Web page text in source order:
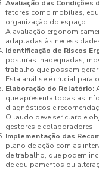
Avaliação das Condições
fatores como mobílias,
organização do espaço.
A avaliação
adaptadas às
Identificação de Riscos
posturas inadequadas,
trabalho que possam
Esta análise é crucial para
Elaboração do Relatório:
que apresenta todas as
diagnósticos e
O laudo deve ser claro e
gestores e colaboradores.
Implementação das
plano de ação com as
de trabalho, que podem
de equipamentos ou